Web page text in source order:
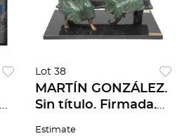
Lot 38
MARTÍN GONZÁLEZ.
Sin título. Firmada.
Estimate